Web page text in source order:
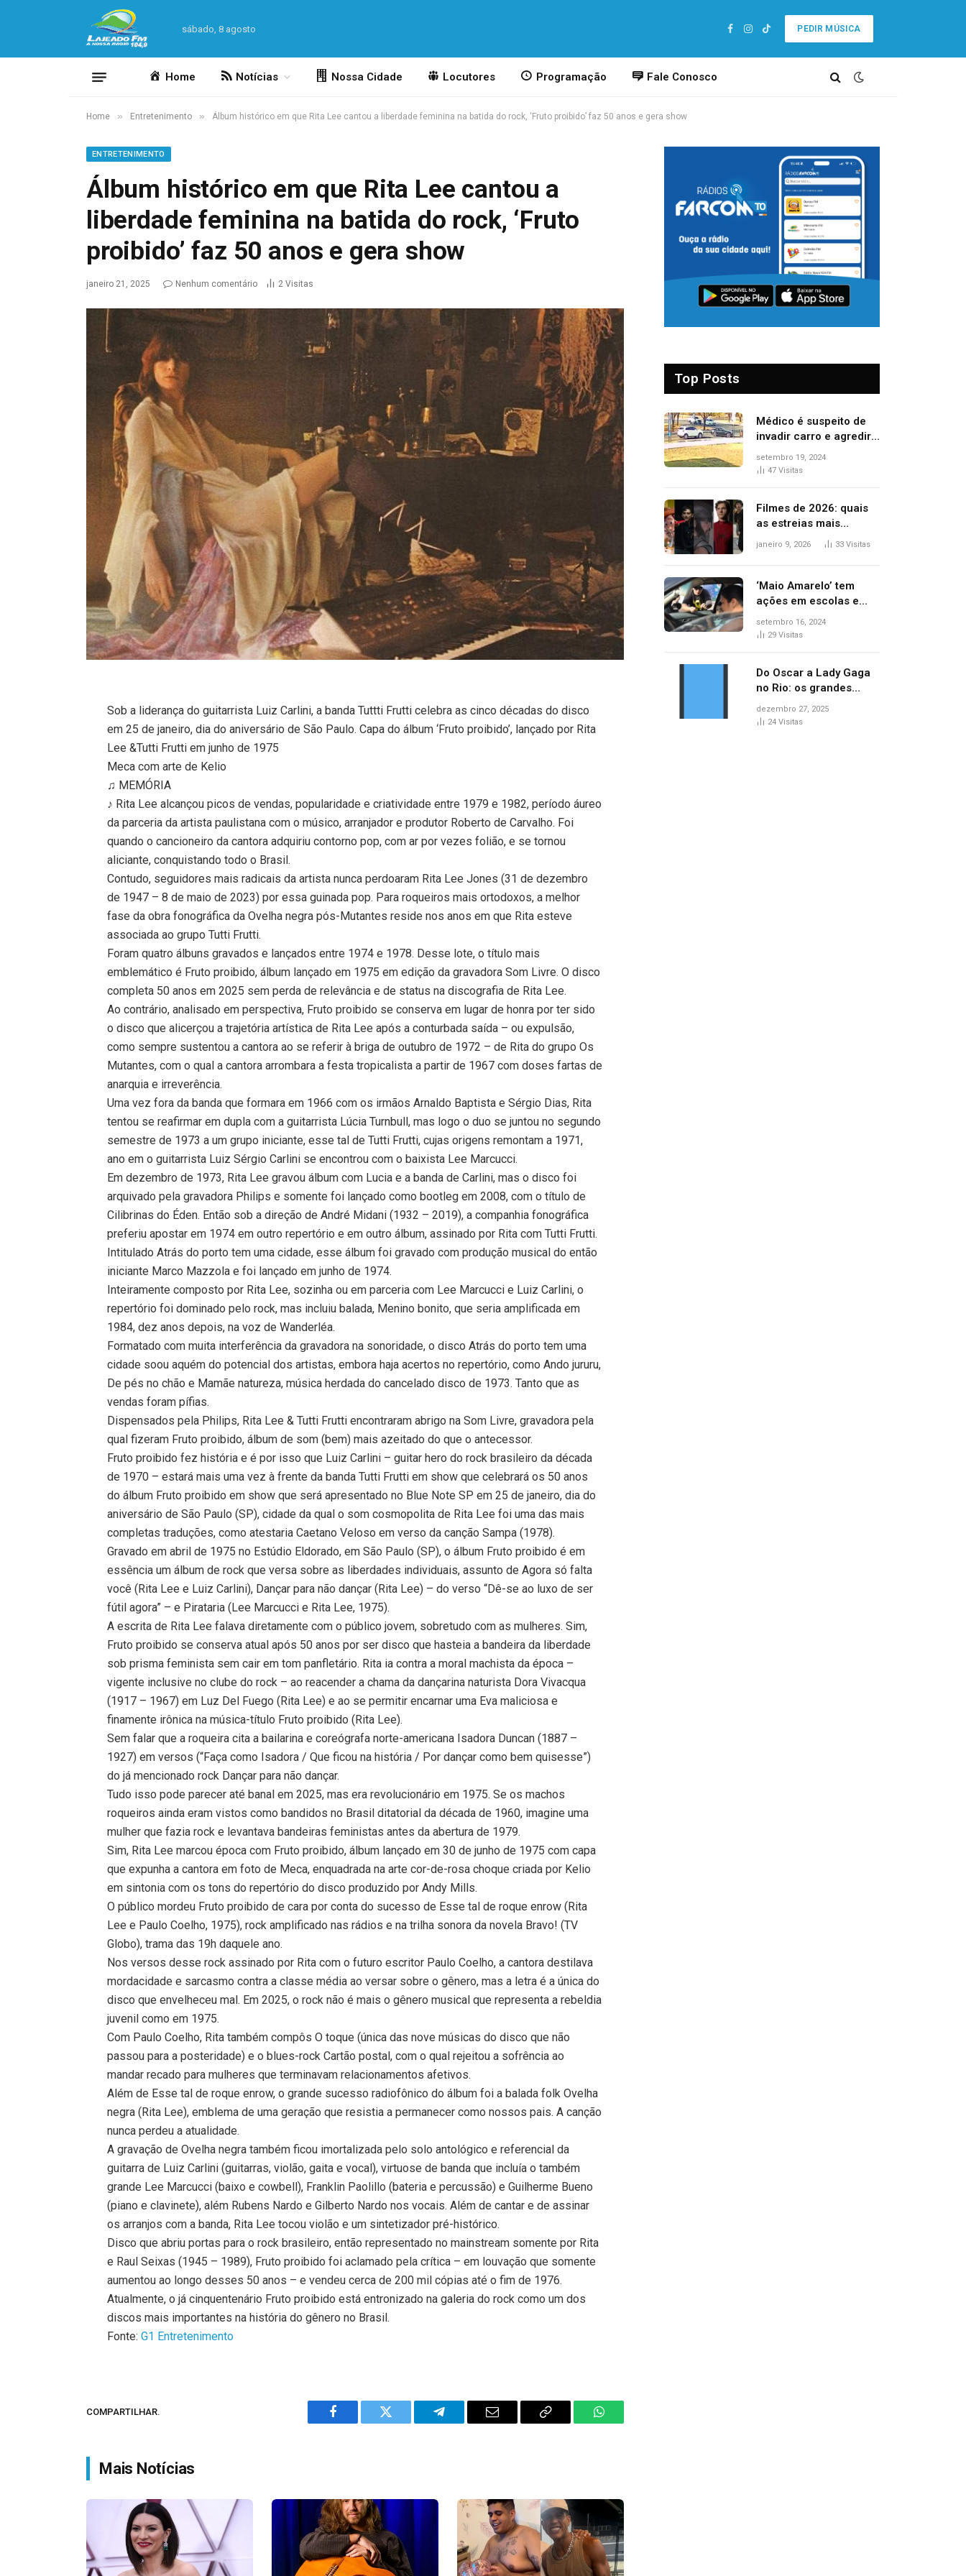
sábado, 8 agosto
Facebook
Instagram
TikTok
PEDIR MÚSICA
Home Notícias Nossa Cidade Locutores Programação Fale Conosco
Home » Entretenimento » Álbum histórico em que Rita Lee cantou a liberdade feminina na batida do rock, ‘Fruto proibido’ faz 50 anos e gera show
ENTRETENIMENTO
Álbum histórico em que Rita Lee cantou a
liberdade feminina na batida do rock, ‘Fruto
proibido’ faz 50 anos e gera show
janeiro 21, 2025 Nenhum comentário 2 Visitas
Sob a liderança do guitarrista Luiz Carlini, a banda Tuttti Frutti celebra as cinco décadas do disco
em 25 de janeiro, dia do aniversário de São Paulo. Capa do álbum ‘Fruto proibido’, lançado por Rita
Lee &Tutti Frutti em junho de 1975
Meca com arte de Kelio
♫ MEMÓRIA
♪ Rita Lee alcançou picos de vendas, popularidade e criatividade entre 1979 e 1982, período áureo
da parceria da artista paulistana com o músico, arranjador e produtor Roberto de Carvalho. Foi
quando o cancioneiro da cantora adquiriu contorno pop, com ar por vezes folião, e se tornou
aliciante, conquistando todo o Brasil.
Contudo, seguidores mais radicais da artista nunca perdoaram Rita Lee Jones (31 de dezembro
de 1947 – 8 de maio de 2023) por essa guinada pop. Para roqueiros mais ortodoxos, a melhor
fase da obra fonográfica da Ovelha negra pós-Mutantes reside nos anos em que Rita esteve
associada ao grupo Tutti Frutti.
Foram quatro álbuns gravados e lançados entre 1974 e 1978. Desse lote, o título mais
emblemático é Fruto proibido, álbum lançado em 1975 em edição da gravadora Som Livre. O disco
completa 50 anos em 2025 sem perda de relevância e de status na discografia de Rita Lee.
Ao contrário, analisado em perspectiva, Fruto proibido se conserva em lugar de honra por ter sido
o disco que alicerçou a trajetória artística de Rita Lee após a conturbada saída – ou expulsão,
como sempre sustentou a cantora ao se referir à briga de outubro de 1972 – de Rita do grupo Os
Mutantes, com o qual a cantora arrombara a festa tropicalista a partir de 1967 com doses fartas de
anarquia e irreverência.
Uma vez fora da banda que formara em 1966 com os irmãos Arnaldo Baptista e Sérgio Dias, Rita
tentou se reafirmar em dupla com a guitarrista Lúcia Turnbull, mas logo o duo se juntou no segundo
semestre de 1973 a um grupo iniciante, esse tal de Tutti Frutti, cujas origens remontam a 1971,
ano em o guitarrista Luiz Sérgio Carlini se encontrou com o baixista Lee Marcucci.
Em dezembro de 1973, Rita Lee gravou álbum com Lucia e a banda de Carlini, mas o disco foi
arquivado pela gravadora Philips e somente foi lançado como bootleg em 2008, com o título de
Cilibrinas do Éden. Então sob a direção de André Midani (1932 – 2019), a companhia fonográfica
preferiu apostar em 1974 em outro repertório e em outro álbum, assinado por Rita com Tutti Frutti.
Intitulado Atrás do porto tem uma cidade, esse álbum foi gravado com produção musical do então
iniciante Marco Mazzola e foi lançado em junho de 1974.
Inteiramente composto por Rita Lee, sozinha ou em parceria com Lee Marcucci e Luiz Carlini, o
repertório foi dominado pelo rock, mas incluiu balada, Menino bonito, que seria amplificada em
1984, dez anos depois, na voz de Wanderléa.
Formatado com muita interferência da gravadora na sonoridade, o disco Atrás do porto tem uma
cidade soou aquém do potencial dos artistas, embora haja acertos no repertório, como Ando jururu,
De pés no chão e Mamãe natureza, música herdada do cancelado disco de 1973. Tanto que as
vendas foram pífias.
Dispensados pela Philips, Rita Lee & Tutti Frutti encontraram abrigo na Som Livre, gravadora pela
qual fizeram Fruto proibido, álbum de som (bem) mais azeitado do que o antecessor.
Fruto proibido fez história e é por isso que Luiz Carlini – guitar hero do rock brasileiro da década
de 1970 – estará mais uma vez à frente da banda Tutti Frutti em show que celebrará os 50 anos
do álbum Fruto proibido em show que será apresentado no Blue Note SP em 25 de janeiro, dia do
aniversário de São Paulo (SP), cidade da qual o som cosmopolita de Rita Lee foi uma das mais
completas traduções, como atestaria Caetano Veloso em verso da canção Sampa (1978).
Gravado em abril de 1975 no Estúdio Eldorado, em São Paulo (SP), o álbum Fruto proibido é em
essência um álbum de rock que versa sobre as liberdades individuais, assunto de Agora só falta
você (Rita Lee e Luiz Carlini), Dançar para não dançar (Rita Lee) – do verso “Dê-se ao luxo de ser
fútil agora” – e Pirataria (Lee Marcucci e Rita Lee, 1975).
A escrita de Rita Lee falava diretamente com o público jovem, sobretudo com as mulheres. Sim,
Fruto proibido se conserva atual após 50 anos por ser disco que hasteia a bandeira da liberdade
sob prisma feminista sem cair em tom panfletário. Rita ia contra a moral machista da época –
vigente inclusive no clube do rock – ao reacender a chama da dançarina naturista Dora Vivacqua
(1917 – 1967) em Luz Del Fuego (Rita Lee) e ao se permitir encarnar uma Eva maliciosa e
finamente irônica na música-título Fruto proibido (Rita Lee).
Sem falar que a roqueira cita a bailarina e coreógrafa norte-americana Isadora Duncan (1887 –
1927) em versos (“Faça como Isadora / Que ficou na história / Por dançar como bem quisesse”)
do já mencionado rock Dançar para não dançar.
Tudo isso pode parecer até banal em 2025, mas era revolucionário em 1975. Se os machos
roqueiros ainda eram vistos como bandidos no Brasil ditatorial da década de 1960, imagine uma
mulher que fazia rock e levantava bandeiras feministas antes da abertura de 1979.
Sim, Rita Lee marcou época com Fruto proibido, álbum lançado em 30 de junho de 1975 com capa
que expunha a cantora em foto de Meca, enquadrada na arte cor-de-rosa choque criada por Kelio
em sintonia com os tons do repertório do disco produzido por Andy Mills.
O público mordeu Fruto proibido de cara por conta do sucesso de Esse tal de roque enrow (Rita
Lee e Paulo Coelho, 1975), rock amplificado nas rádios e na trilha sonora da novela Bravo! (TV
Globo), trama das 19h daquele ano.
Nos versos desse rock assinado por Rita com o futuro escritor Paulo Coelho, a cantora destilava
mordacidade e sarcasmo contra a classe média ao versar sobre o gênero, mas a letra é a única do
disco que envelheceu mal. Em 2025, o rock não é mais o gênero musical que representa a rebeldia
juvenil como em 1975.
Com Paulo Coelho, Rita também compôs O toque (única das nove músicas do disco que não
passou para a posteridade) e o blues-rock Cartão postal, com o qual rejeitou a sofrência ao
mandar recado para mulheres que terminavam relacionamentos afetivos.
Além de Esse tal de roque enrow, o grande sucesso radiofônico do álbum foi a balada folk Ovelha
negra (Rita Lee), emblema de uma geração que resistia a permanecer como nossos pais. A canção
nunca perdeu a atualidade.
A gravação de Ovelha negra também ficou imortalizada pelo solo antológico e referencial da
guitarra de Luiz Carlini (guitarras, violão, gaita e vocal), virtuose de banda que incluía o também
grande Lee Marcucci (baixo e cowbell), Franklin Paolillo (bateria e percussão) e Guilherme Bueno
(piano e clavinete), além Rubens Nardo e Gilberto Nardo nos vocais. Além de cantar e de assinar
os arranjos com a banda, Rita Lee tocou violão e um sintetizador pré-histórico.
Disco que abriu portas para o rock brasileiro, então representado no mainstream somente por Rita
e Raul Seixas (1945 – 1989), Fruto proibido foi aclamado pela crítica – em louvação que somente
aumentou ao longo desses 50 anos – e vendeu cerca de 200 mil cópias até o fim de 1976.
Atualmente, o já cinquentenário Fruto proibido está entronizado na galeria do rock como um dos
discos mais importantes na história do gênero no Brasil.
Fonte:G1 Entretenimento
COMPARTILHAR.
Facebook Twitter Telegram Email
Copy
WhatsApp
Mais Notícias
Top Posts
Médico é suspeito de
invadir carro e agredir
delegado aposentado
durante confusão no
setembro 19, 2024
47 Visitas
Filmes de 2026: quais
as estreias mais
aguardadas do ano?
janeiro 9, 2026 33 Visitas
‘Maio Amarelo’ tem
ações em escolas e
ruas para prevenir
acidentes no trânsito
setembro 16, 2024
29 Visitas
Do Oscar a Lady Gaga
no Rio: os grandes
marcos da cultura em
2025
dezembro 27, 2025
24 Visitas